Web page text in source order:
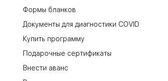
Формы бланков
Документы для диагностики COVID
Купить программу
Подарочные сертификаты
Внести аванс